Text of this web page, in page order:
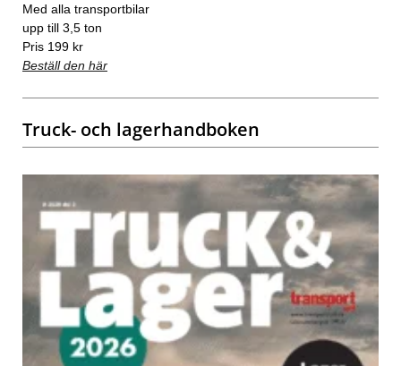
Med alla transportbilar
upp till 3,5 ton
Pris 199 kr
Beställ den här
Truck- och lagerhandboken